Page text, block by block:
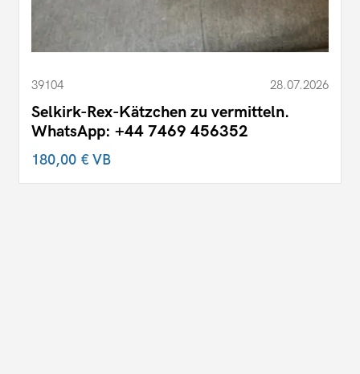
39104 28.07.2026
Selkirk-Rex-Kätzchen zu vermitteln.
WhatsApp: +44 7469 456352
180,00 €VB